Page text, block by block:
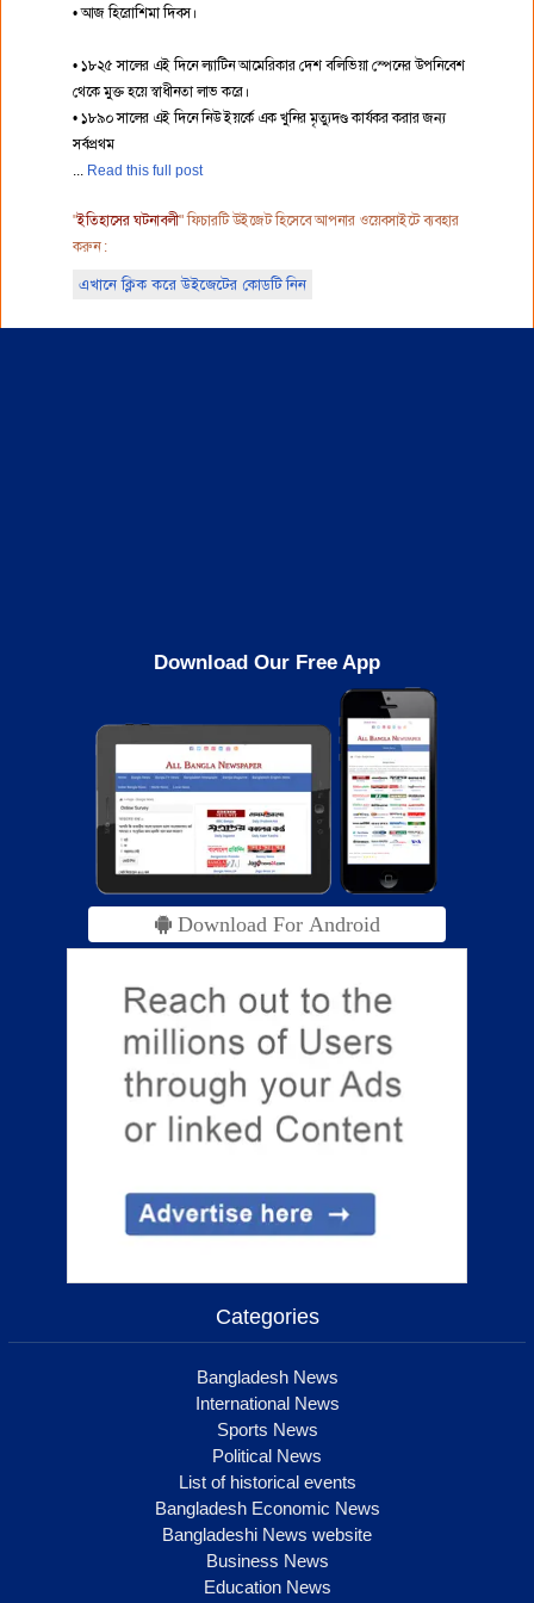
• আজ হিরোশিমা দিবস।
• ১৮২৫ সালের এই দিনে ল্যাটিন আমেরিকার দেশ বলিভিয়া স্পেনের উপনিবেশ
থেকে মুক্ত হয়ে স্বাধীনতা লাভ করে।
• ১৮৯০ সালের এই দিনে নিউ ইয়র্কে এক খুনির মৃত্যুদণ্ড কার্যকর করার জন্য
সর্বপ্রথম
Read this full post
"ইতিহাসের ঘটনাবলী" ফিচারটি উইজেট হিসেবে আপনার ওয়েবসাইটে ব্যবহার
করুন :
এখানে ক্লিক করে উইজেটের কোডটি নিন
Download Our Free App
Download For Android
Categories
Bangladesh News
International News
Sports News
Political News
List of historical events
Bangladesh Economic News
Bangladeshi News website
Business News
Education News